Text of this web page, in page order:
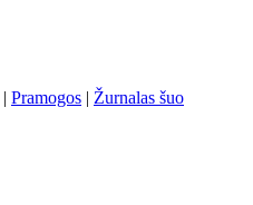
| Pramogos | Žurnalas šuo